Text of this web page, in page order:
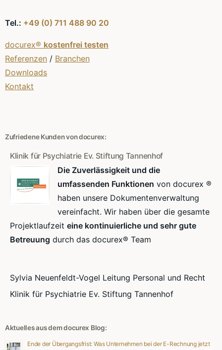
Tel.: +49 (0) 711 488 90 20
docurex® kostenfrei testen
Referenzen / Branchen
Downloads
Kontakt
Zufriedene Kunden von docurex:
Klinik für Psychiatrie Ev. Stiftung Tannenhof
Die Zuverlässigkeit und die
umfassenden Funktionen von docurex ®
haben unsere Dokumentenverwaltung
vereinfacht. Wir haben über die gesamte
Projektlaufzeit eine kontinuierliche und sehr gute
Betreuung durch das docurex® Team
Sylvia Neuenfeldt-Vogel Leitung Personal und Recht
Klinik für Psychiatrie Ev. Stiftung Tannenhof
Aktuelles aus dem docurex Blog:
Ende der Übergangsfrist: Was Unternehmen bei der E-Rechnung jetzt